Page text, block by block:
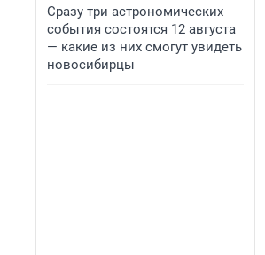
Сразу три астрономических
события состоятся 12 августа
— какие из них смогут увидеть
новосибирцы